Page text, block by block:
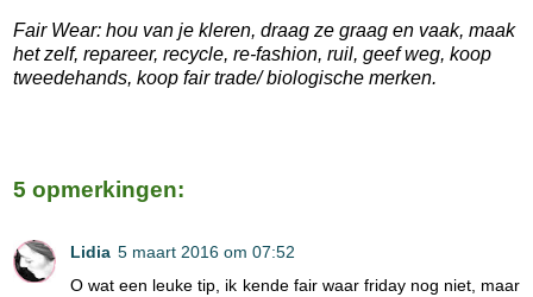
Fair Wear: hou van je kleren, draag ze graag en vaak, maak
het zelf, repareer, recycle, re-fashion, ruil, geef weg, koop
tweedehands, koop fair trade/ biologische merken.
5 opmerkingen:
Lidia 5 maart 2016 om 07:52
O wat een leuke tip, ik kende fair waar friday nog niet, maar